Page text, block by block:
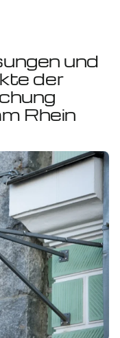
und
der
Rhein